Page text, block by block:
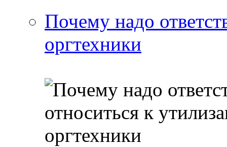
Почему надо
оргтехники